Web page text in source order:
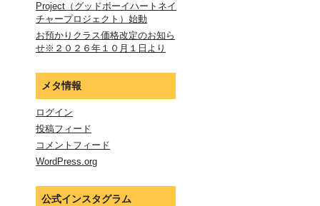
Project（グッドボーイハートネイ
チャープロジェクト）始動
お預かりクラス価格改定のお知ら
せ※２０２６年１０月１日より
メタ情報
ログイン
投稿フィード
コメントフィード
WordPress.org
公式インスタグラム